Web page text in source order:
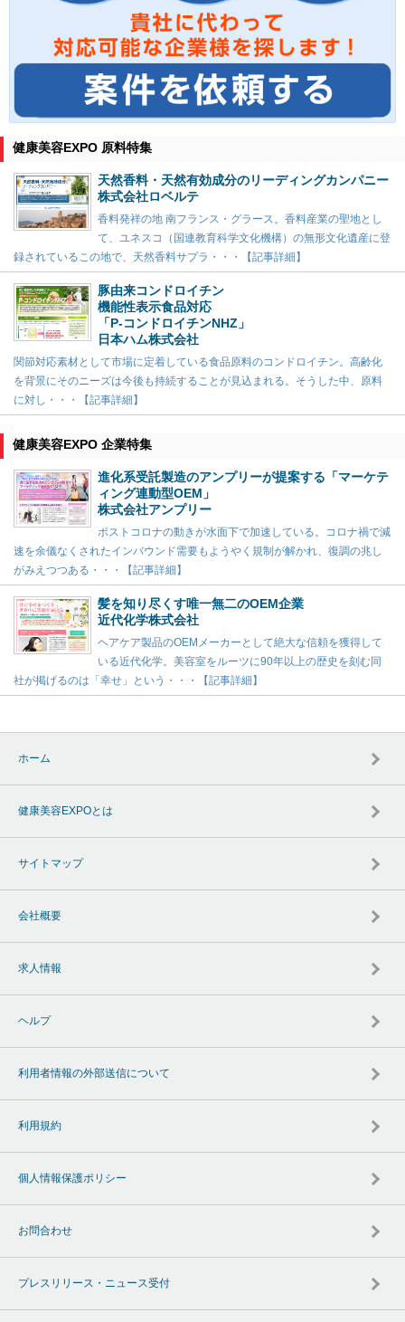
健康美容EXPO 原料特集
天然香料・天然有効成分のリーディングカンパニー
株式会社ロベルテ
香料発祥の地 南フランス・グラース。香料産業の聖地とし
て、ユネスコ（国連教育科学文化機構）の無形文化遺産に登
録されているこの地で、天然香料サプラ・・・【記事詳細】
豚由来コンドロイチン
機能性表示食品対応
「P-コンドロイチンNHZ」
日本ハム株式会社
関節対応素材として市場に定着している食品原料のコンドロイチン。高齢化
を背景にそのニーズは今後も持続することが見込まれる。そうした中、原料
に対し・・・【記事詳細】
健康美容EXPO 企業特集
進化系受託製造のアンプリーが提案する「マーケテ
ィング連動型OEM」
株式会社アンプリー
ポストコロナの動きが水面下で加速している。コロナ禍で減
速を余儀なくされたインバウンド需要もようやく規制が解かれ、復調の兆し
がみえつつある・・・【記事詳細】
髪を知り尽くす唯一無二のOEM企業
近代化学株式会社
ヘアケア製品のOEMメーカーとして絶大な信頼を獲得して
いる近代化学。美容室をルーツに90年以上の歴史を刻む同
社が掲げるのは「幸せ」という・・・【記事詳細】
ホーム
健康美容EXPOとは
サイトマップ
会社概要
求人情報
ヘルプ
利用者情報の外部送信について
利用規約
個人情報保護ポリシー
お問合わせ
プレスリリース・ニュース受付